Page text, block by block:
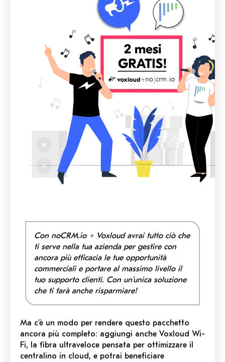
Con noCRM.io + Voxloud avrai tutto ciò che
ti serve nella tua azienda per gestire con
ancora più efficacia le tue opportunità
commerciali e portare al massimo livello il
tuo supporto clienti. Con un’unica soluzione
che ti farà anche risparmiare!
Ma c’è un modo per rendere questo pacchetto
ancora più completo: aggiungi anche Voxloud Wi-
Fi, la fibra ultraveloce pensata per ottimizzare il
centralino in cloud, e potrai beneficiare